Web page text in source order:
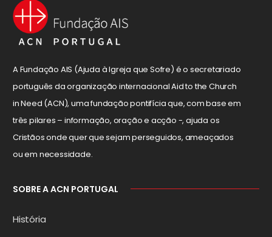
A Fundação AIS (Ajuda à Igreja que Sofre) é o secretariado
português da organização internacional Aid to the Church
in Need (ACN), uma fundação pontifícia que, com base em
três pilares – informação, oração e acção -, ajuda os
Cristãos onde quer que sejam perseguidos, ameaçados
ou em necessidade.
SOBRE A ACN PORTUGAL
História